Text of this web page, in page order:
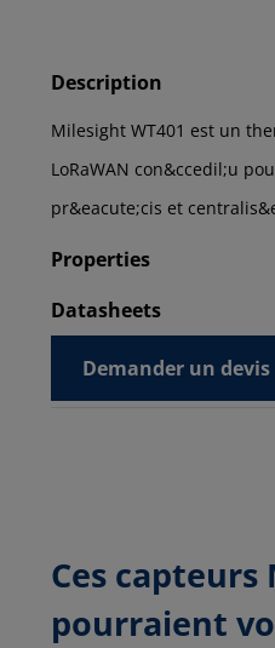
Description
Milesight WT401 est un
LoRaWAN con&ccedil;u
pr&eacute;cis et
Properties
Datasheets
Demander un
Ces capteurs
pourraient